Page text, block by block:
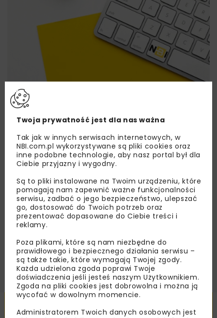
Lubisz wiedzieć więcej?
Zapisz się do newslettera aby otrzymywać od
nas najlepsze informacje branżowe,
zaproszenia na wydarzenia, atrakcyjne oferty i
dedykowane akcje specjalne.
Zapoznałam/em się zPolityką Prywatnościi
Regulaminemoraz wyrażam zgodę na otrzymywanie na
podany przeze mnie adres e-mail korespondencji
handlowej w postaci newslettera.
ZAPISZ MNIE
Powiązane artykuły
Twoja prywatność jest dla nas ważna
Tak jak w innych serwisach internetowych, w
NBI.com.pl wykorzystywane są pliki cookies oraz
inne podobne technologie, aby nasz portal był dla
Ciebie przyjazny i wygodny.
Są to pliki instalowane na Twoim urządzeniu, które
pomagają nam zapewnić ważne funkcjonalności
serwisu, zadbać o jego bezpieczeństwo, ulepszać
go, dostosować do Twoich potrzeb oraz
prezentować dopasowane do Ciebie treści i
reklamy.
Poza plikami, które są nam niezbędne do
prawidłowego i bezpiecznego działania serwisu –
są także takie, które wymagają Twojej zgody.
Każda udzielona zgoda poprawi Twoje
doświadczenia jeśli jesteś naszym Użytkownikiem.
Zgoda na pliki cookies jest dobrowolna i można ją
wycofać w dowolnym momencie.
Administratorem Twoich danych osobowych jest